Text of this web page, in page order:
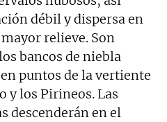
débil y dispersa en
relieve. Son
bancos de niebla
puntos de la vertiente
y los Pirineos. Las
descenderán en el